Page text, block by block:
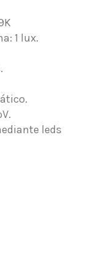
1 lux.
leds